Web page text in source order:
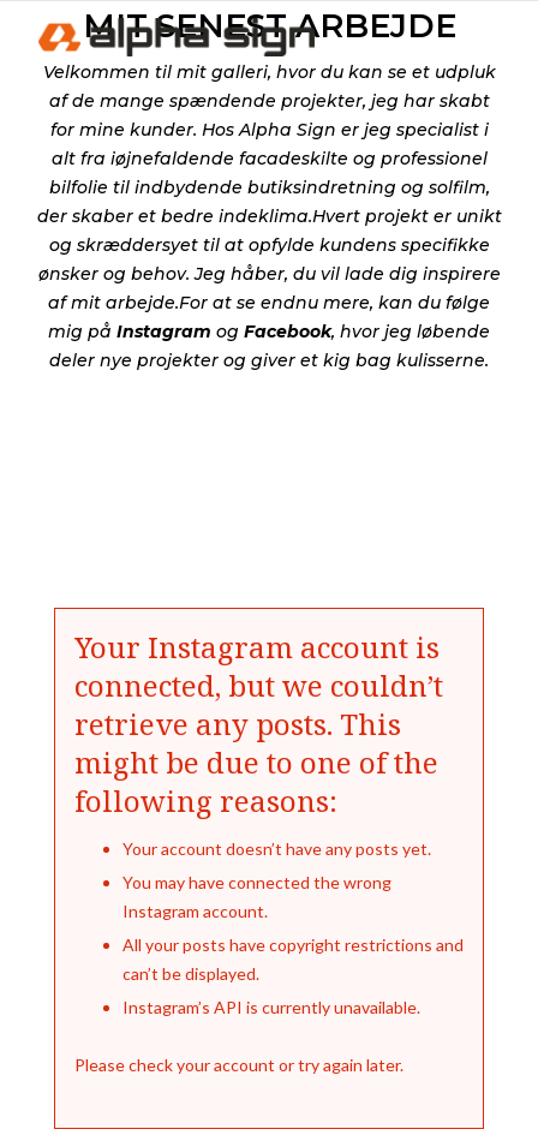
MIT SENEST ARBEJDE
Velkommen til mit galleri, hvor du kan se et udpluk
af de mange spændende projekter, jeg har skabt
for mine kunder. Hos Alpha Sign er jeg specialist i
alt fra iøjnefaldende facadeskilte og professionel
bilfolie til indbydende butiksindretning og solfilm,
der skaber et bedre indeklima.Hvert projekt er unikt
og skræddersyet til at opfylde kundens specifikke
ønsker og behov. Jeg håber, du vil lade dig inspirere
af mit arbejde.For at se endnu mere, kan du følge
mig på Instagram og Facebook, hvor jeg løbende
deler nye projekter og giver et kig bag kulisserne.
Your Instagram account is
connected, but we couldn’t
retrieve any posts. This
might be due to one of the
following reasons:
Your account doesn’t have any posts yet.
You may have connected the wrong
Instagram account.
All your posts have copyright restrictions and
can’t be displayed.
Instagram’s API is currently unavailable.
Please check your account or try again later.